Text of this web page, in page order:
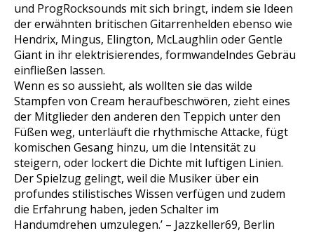
und ProgRocksounds mit sich bringt, indem sie Ideen
der erwähnten britischen Gitarrenhelden ebenso wie
Hendrix, Mingus, Elington, McLaughlin oder Gentle
Giant in ihr elektrisierendes, formwandelndes Gebräu
einfließen lassen.
Wenn es so aussieht, als wollten sie das wilde
Stampfen von Cream heraufbeschwören, zieht eines
der Mitglieder den anderen den Teppich unter den
Füßen weg, unterläuft die rhythmische Attacke, fügt
komischen Gesang hinzu, um die Intensität zu
steigern, oder lockert die Dichte mit luftigen Linien.
Der Spielzug gelingt, weil die Musiker über ein
profundes stilistisches Wissen verfügen und zudem
die Erfahrung haben, jeden Schalter im
Handumdrehen umzulegen.’ – Jazzkeller69, Berlin